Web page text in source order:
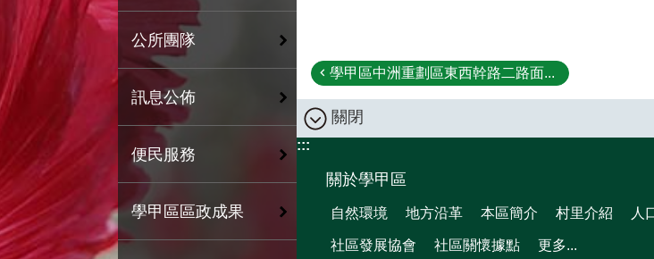
公所團隊
訊息公佈
便民服務
學甲區區政成果
學甲區中洲重劃區東西幹路二路面...
關閉
:::
關於學甲區
自然環境 地方沿革 本區簡介 村里介紹 人
社區發展協會 社區關懷據點 更多...